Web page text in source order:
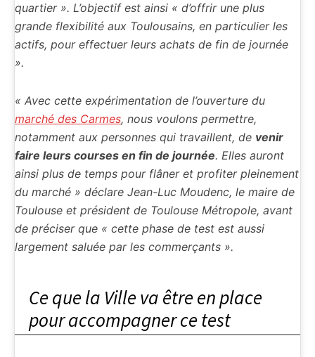
quartier ». L’objectif est ainsi « d’offrir une plus
grande flexibilité aux Toulousains, en particulier les
actifs, pour effectuer leurs achats de fin de journée
».
« Avec cette expérimentation de l’ouverture du
marché des Carmes, nous voulons permettre,
notamment aux personnes qui travaillent, de venir
faire leurs courses en fin de journée. Elles auront
ainsi plus de temps pour flâner et profiter pleinement
du marché » déclare Jean-Luc Moudenc, le maire de
Toulouse et président de Toulouse Métropole, avant
de préciser que « cette phase de test est aussi
largement saluée par les commerçants ».
Ce que la Ville va être en place
pour accompagner ce test